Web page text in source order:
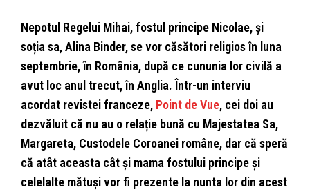
Nepotul Regelui Mihai, fostul principe Nicolae, și
soția sa, Alina Binder, se vor căsători religios în luna
septembrie, în România, după ce cununia lor civilă a
avut loc anul trecut, în Anglia. Într-un interviu
acordat revistei franceze, Point de Vue, cei doi au
dezvăluit că nu au o relație bună cu Majestatea Sa,
Margareta, Custodele Coroanei române, dar că speră
că atât aceasta cât și mama fostului principe și
celelalte mătuși vor fi prezente la nunta lor din acest